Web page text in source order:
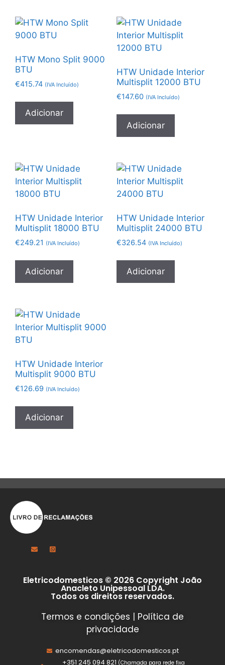
HTW Mono Split 9000
BTU
€415.74 (IVA Incluído)
Adicionar
HTW Unidade Interior
Multisplit 12000 BTU
€147.60 (IVA Incluído)
Adicionar
HTW Unidade Interior
Multisplit 18000 BTU
€249.21 (IVA Incluído)
Adicionar
HTW Unidade Interior
Multisplit 24000 BTU
€326.54 (IVA Incluído)
Adicionar
HTW Unidade Interior
Multisplit 9000 BTU
€126.69 (IVA Incluído)
Adicionar
Eletricodomesticos © 2026 Copyright João
Anacleto Unipessoal LDA.
Todos os direitos reservados.
Termos e condições | Política de
privacidade
encomendas@eletricodomesticos.pt
+351 245 094 821 (Chamada para rede fixa